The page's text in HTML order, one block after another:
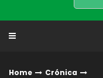
Home
Crónica